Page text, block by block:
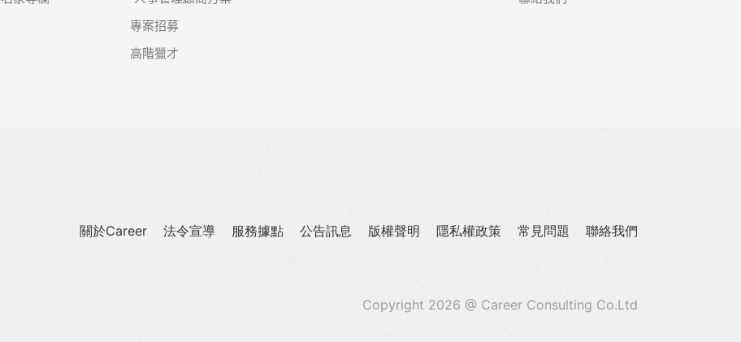
專案招募
高階獵才
關於Career 法令宣導 服務據點 公告訊息 版權聲明 隱私權政策 常見問題 聯絡我們
Copyright 2026 @ Career Consulting Co.Ltd